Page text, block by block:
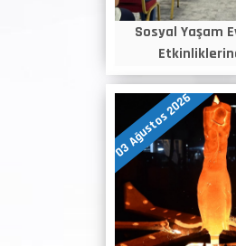
Sosyal Yaşam
03 Ağustos 2026